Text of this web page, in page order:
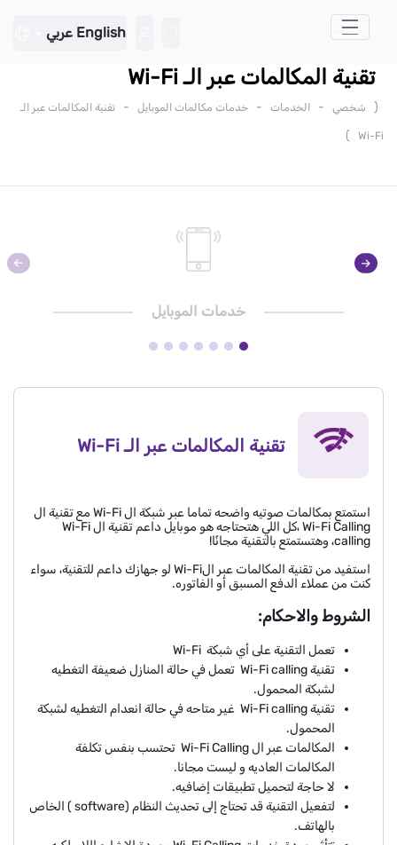
تخطي إلى المحتوى الرئيسي
English عربي
تقنية المكالمات عبر الـ Wi-Fi
( شخصي - الخدمات - خدمات مكالمات الموبايل - تقنية المكالمات عبر الـ
Wi-Fi
)
خدمات الموبايل
تقنية المكالمات عبر الـ Wi-Fi
استمتع بمكالمات صوتيه واضحه تماما عبر شبكة ال Wi-Fi مع تقنية ال
Wi-Fi Calling ،كل اللي هتحتاجه هو موبايل داعم تقنية ال Wi-Fi
calling، وهتستمتع بالتقنية مجانًا!
استفيد من تقنية المكالمات عبر الWi-Fi لو جهازك داعم للتقنية، سواء
كنت من عملاء الدفع المسبق أو الفاتوره.
الشروط والاحكام:
تعمل التقنية على أي شبكة Wi-Fi
تقنية Wi-Fi calling تعمل في حالة المنازل ضعيفة التغطيه
لشبكة المحمول.
تقنية Wi-Fi calling غير متاحه في حالة انعدام التغطيه لشبكة
المحمول.
المكالمات عبر ال Wi-Fi Calling تحتسب بنفس تكلفة
المكالمات العاديه و ليست مجانا.
لا حاجة لتحميل تطبيقات إضافيه.
لتفعيل التقنية قد تحتاج إلى تحديث النظام (software ) الخاص
بالهاتف.